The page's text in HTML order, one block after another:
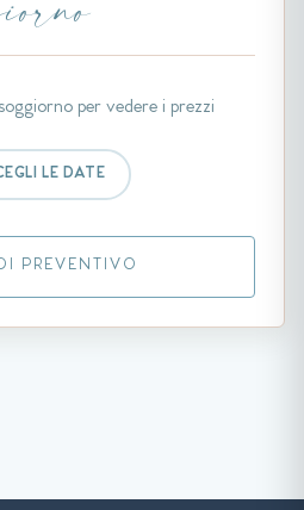
per vedere i prezzi
LE DATE
PREVENTIVO